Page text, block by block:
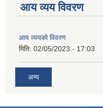
आय व्यय विवरण
आय व्ययको विवरण
मिति: 02/05/2023 - 17:03
अन्य